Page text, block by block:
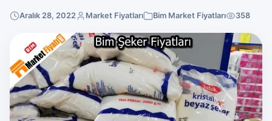
Aralık 28, 2022 Market Fiyatları Bim Market Fiyatları 358